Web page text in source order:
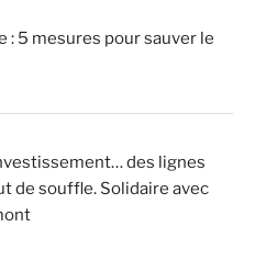
: 5 mesures pour sauver le
des lignes
de souffle. Solidaire avec